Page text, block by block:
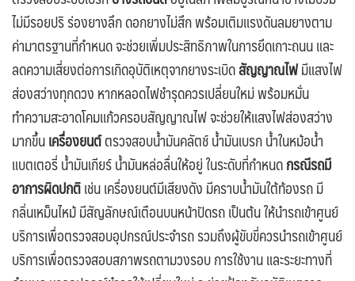
ไม่มีรอยปริ ร่องยางลึก ดอกยางไม่สึก พร้อมเติมแรงดันลมยางตาม
ค่ามาตรฐานที่กำหนด จะช่วยเพิ่มประสิทธิภาพในการยึดเกาะถนน และ
ลดความเสี่ยงต่อการเกิดอุบัติเหตุจากยางระเบิดสัญญาณไฟมีแสงไฟ
ส่องสว่างทุกดวง หากหลอดไฟชำรุดควรเปลี่ยนใหม่ พร้อมหมั่น
ทำความสะอาดโคมแก้วครอบสัญญาณไฟ จะช่วยให้แสงไฟส่องสว่าง
มากขึ้นเครื่องยนต์ตรวจสอบน้ำมันคลัตช์ น้ำมันเบรก น้ำในหม้อน้ำ
แบตเตอรี่ น้ำมันเกียร์ น้ำมันหล่อลื่นให้อยู่ ในระดับที่กำหนดกรณีรถมี
อาการผิดปกติเช่น เครื่องยนต์มีเสียงดัง มีคราบน้ำมันใต้ท้องรถ มี
กลิ่นเหม็นไหม้ มีสัญลักษณ์เตือนบนหน้าปัดรถ เป็นต้น ให้นำรถเข้าศูนย์
บริการเพื่อตรวจสอบอุปกรณ์ประจำรถ รวมถึงผู้ขับขี่ควรนำรถเข้าศูนย์
บริการเพื่อตรวจสอบสภาพรถตามวงรอบ การใช้งาน และระยะทางที่